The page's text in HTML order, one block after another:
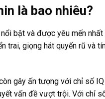
là bao nhiêu?
bật và được yêu mến
trai, giọng hát quyến rũ và
gây ấn tượng với chỉ số
vấn đề vượt trội. Với chỉ